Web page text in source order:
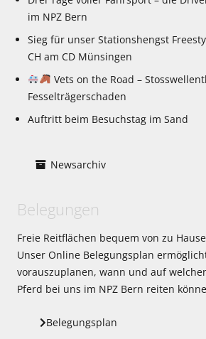
im NPZ Bern
Sieg für unser Stationshengst
CH am CD Münsingen
Vets on the Road –
Fesselträgerschaden
Auftritt beim Besuchstag im Sand
Newsarchiv
Belegungen
Freie Reitflächen bequem von zu
Unser Online Belegungsplan
vorauszuplanen, wann und auf
Pferd bei uns im NPZ Bern reiten
Belegungsplan